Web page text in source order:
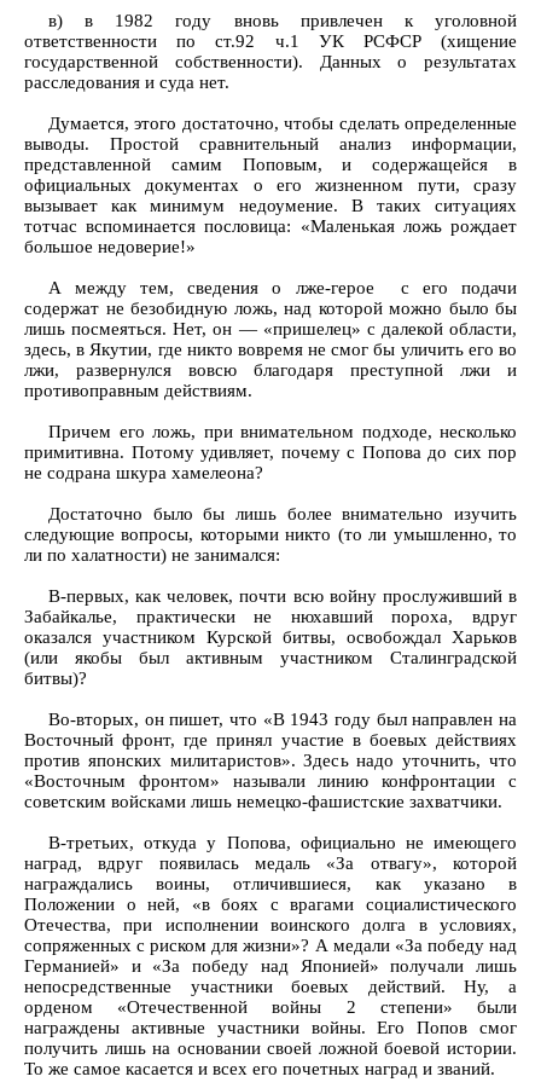
в) в 1982 году вновь привлечен к уголовной
ответственности по ст.92 ч.1 УК РСФСР (хищение
государственной собственности). Данных о результатах
расследования и суда нет.
Думается, этого достаточно, чтобы сделать определенные
выводы. Простой сравнительный анализ информации,
представленной самим Поповым, и содержащейся в
официальных документах о его жизненном пути, сразу
вызывает как минимум недоумение. В таких ситуациях
тотчас вспоминается пословица: «Маленькая ложь рождает
большое недоверие!»
А между тем, сведения о лже-герое с его подачи
содержат не безобидную ложь, над которой можно было бы
лишь посмеяться. Нет, он — «пришелец» с далекой области,
здесь, в Якутии, где никто вовремя не смог бы уличить его во
лжи, развернулся вовсю благодаря преступной лжи и
противоправным действиям.
Причем его ложь, при внимательном подходе, несколько
примитивна. Потому удивляет, почему с Попова до сих пор
не содрана шкура хамелеона?
Достаточно было бы лишь более внимательно изучить
следующие вопросы, которыми никто (то ли умышленно, то
ли по халатности) не занимался:
В-первых, как человек, почти всю войну прослуживший в
Забайкалье, практически не нюхавший пороха, вдруг
оказался участником Курской битвы, освобождал Харьков
(или якобы был активным участником Сталинградской
битвы)?
Во-вторых, он пишет, что «В 1943 году был направлен на
Восточный фронт, где принял участие в боевых действиях
против японских милитаристов». Здесь надо уточнить, что
«Восточным фронтом» называли линию конфронтации с
советским войсками лишь немецко-фашистские захватчики.
В-третьих, откуда у Попова, официально не имеющего
наград, вдруг появилась медаль «За отвагу», которой
награждались воины, отличившиеся, как указано в
Положении о ней, «в боях с врагами социалистического
Отечества, при исполнении воинского долга в условиях,
сопряженных с риском для жизни»? А медали «За победу над
Германией» и «За победу над Японией» получали лишь
непосредственные участники боевых действий. Ну, а
орденом «Отечественной войны 2 степени» были
награждены активные участники войны. Его Попов смог
получить лишь на основании своей ложной боевой истории.
То же самое касается и всех его почетных наград и званий.